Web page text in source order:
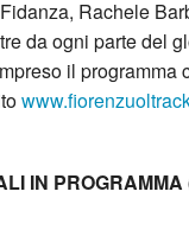
Rachele
da ogni parte del
il programma
IN